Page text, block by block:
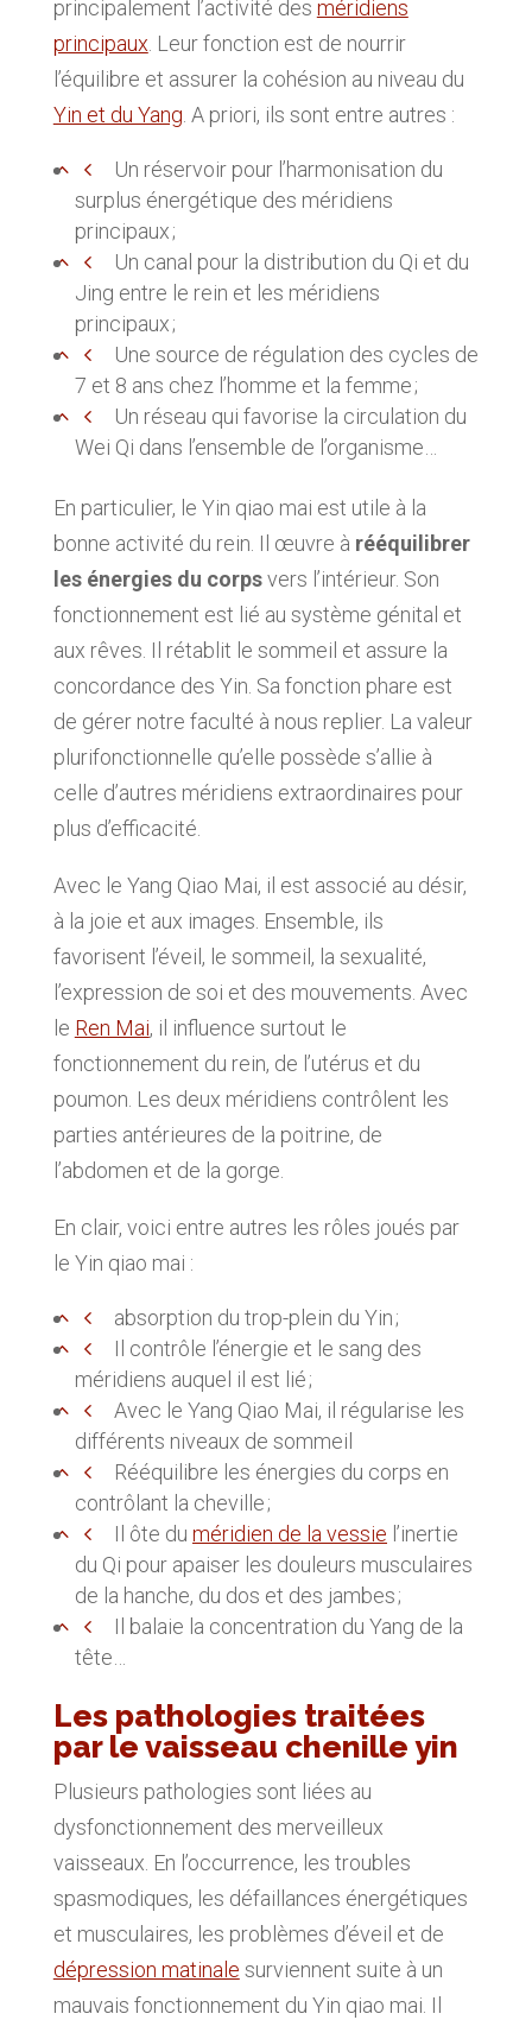
principalement l’activité des méridiens
principaux. Leur fonction est de nourrir
l’équilibre et assurer la cohésion au niveau du
Yin et du Yang. A priori, ils sont entre autres :
Un réservoir pour l’harmonisation du
surplus énergétique des méridiens
principaux ;
Un canal pour la distribution du Qi et du
Jing entre le rein et les méridiens
principaux ;
Une source de régulation des cycles de
7 et 8 ans chez l’homme et la femme ;
Un réseau qui favorise la circulation du
Wei Qi dans l’ensemble de l’organisme…
En particulier, le Yin qiao mai est utile à la
bonne activité du rein. Il œuvre à rééquilibrer
les énergies du corpsvers l’intérieur. Son
fonctionnement est lié au système génital et
aux rêves. Il rétablit le sommeil et assure la
concordance des Yin. Sa fonction phare est
de gérer notre faculté à nous replier. La valeur
plurifonctionnelle qu’elle possède s’allie à
celle d’autres méridiens extraordinaires pour
plus d’efficacité.
Avec le Yang Qiao Mai, il est associé au désir,
à la joie et aux images. Ensemble, ils
favorisent l’éveil, le sommeil, la sexualité,
l’expression de soi et des mouvements. Avec
le Ren Mai, il influence surtout le
fonctionnement du rein, de l’utérus et du
poumon. Les deux méridiens contrôlent les
parties antérieures de la poitrine, de
l’abdomen et de la gorge.
En clair, voici entre autres les rôles joués par
le Yin qiao mai :
absorption du trop-plein du Yin ;
Il contrôle l’énergie et le sang des
méridiens auquel il est lié ;
Avec le Yang Qiao Mai, il régularise les
différents niveaux de sommeil
Rééquilibre les énergies du corps en
contrôlant la cheville ;
Il ôte du méridien de la vessie l’inertie
du Qi pour apaiser les douleurs musculaires
de la hanche, du dos et des jambes ;
Il balaie la concentration du Yang de la
tête…
Les pathologies traitées
par le vaisseau chenille yin
Plusieurs pathologies sont liées au
dysfonctionnement des merveilleux
vaisseaux. En l’occurrence, les troubles
spasmodiques, les défaillances énergétiques
et musculaires, les problèmes d’éveil et de
dépression matinale surviennent suite à un
mauvais fonctionnement du Yin qiao mai. Il